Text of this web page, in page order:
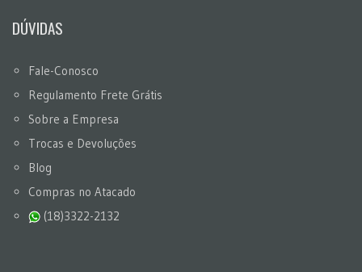
DÚVIDAS
Fale-Conosco
Regulamento Frete Grátis
Sobre a Empresa
Trocas e Devoluções
Blog
Compras no Atacado
(18)3322-2132